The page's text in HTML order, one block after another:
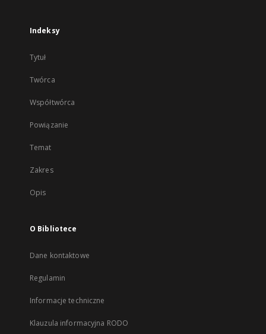
Indeksy
Tytuł
Twórca
Współtwórca
Powiązanie
Temat
Zakres
Opis
O Bibliotece
Dane kontaktowe
Regulamin
Informacje techniczne
Klauzula informacyjna RODO